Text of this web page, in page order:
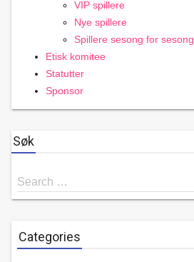
VIP spillere
Nye spillere
Spillere sesong for sesong
Etisk komitee
Statutter
Sponsor
Søk
Search
for
Search …
Categories